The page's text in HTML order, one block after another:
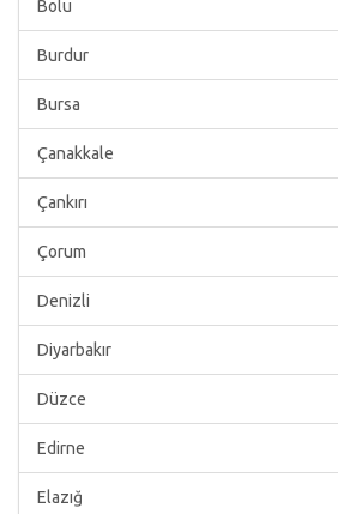
Bolu
Burdur
Bursa
Çanakkale
Çankırı
Çorum
Denizli
Diyarbakır
Düzce
Edirne
Elazığ